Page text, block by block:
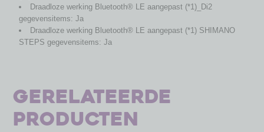
Draadloze werking Bluetooth® LE aangepast (*1)_Di2
gegevensitems: Ja
Draadloze werking Bluetooth® LE aangepast (*1) SHIMANO
STEPS gegevensitems: Ja
Gerelateerde
producten